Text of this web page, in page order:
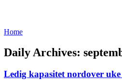
Home
Daily Archives:
Ledig kapasitet nordover uke